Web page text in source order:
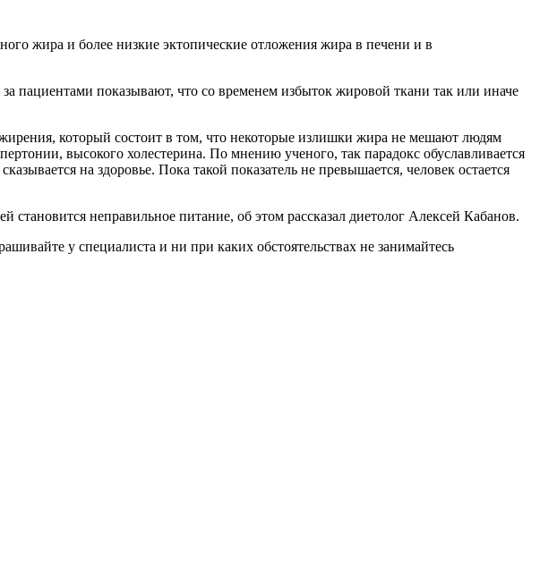
жира и более низкие эктопические отложения жира в печени и в
пациентами показывают, что со временем избыток жировой ткани так или иначе
который состоит в том, что некоторые излишки жира не мешают людям
высокого холестерина. По мнению ученого, так парадокс обуславливается
на здоровье. Пока такой показатель не превышается, человек остается
неправильное питание, об этом рассказал диетолог Алексей Кабанов.
у специалиста и ни при каких обстоятельствах не занимайтесь